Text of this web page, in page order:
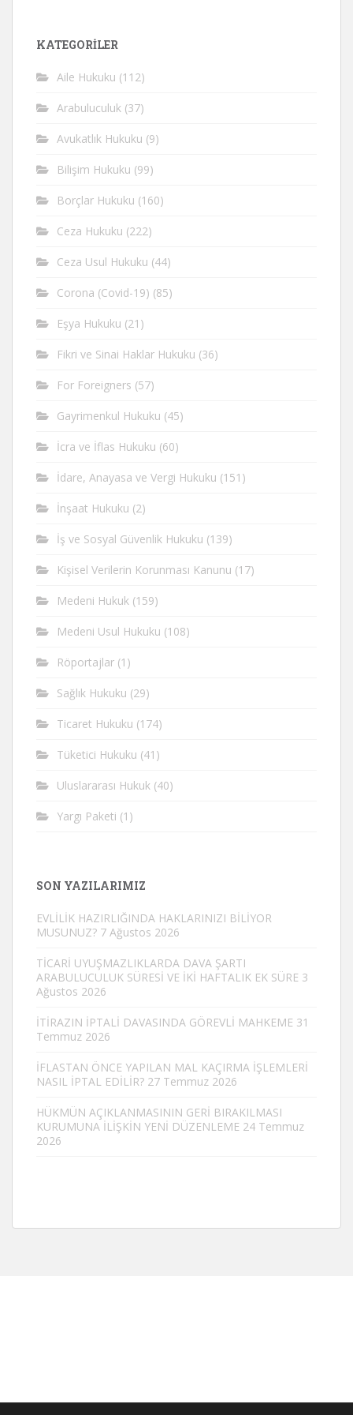
KATEGORİLER
Aile Hukuku (112)
Arabuluculuk (37)
Avukatlık Hukuku (9)
Bilişim Hukuku (99)
Borçlar Hukuku (160)
Ceza Hukuku (222)
Ceza Usul Hukuku (44)
Corona (Covid-19) (85)
Eşya Hukuku (21)
Fikri ve Sinai Haklar Hukuku (36)
For Foreigners (57)
Gayrimenkul Hukuku (45)
İcra ve İflas Hukuku (60)
İdare, Anayasa ve Vergi Hukuku (151)
İnşaat Hukuku (2)
İş ve Sosyal Güvenlik Hukuku (139)
Kişisel Verilerin Korunması Kanunu (17)
Medeni Hukuk (159)
Medeni Usul Hukuku (108)
Röportajlar (1)
Sağlık Hukuku (29)
Ticaret Hukuku (174)
Tüketici Hukuku (41)
Uluslararası Hukuk (40)
Yargı Paketi (1)
SON YAZILARIMIZ
EVLİLİK HAZIRLIĞINDA HAKLARINIZI BİLİYOR
MUSUNUZ? 7 Ağustos 2026
TİCARİ UYUŞMAZLIKLARDA DAVA ŞARTI
ARABULUCULUK SÜRESİ VE İKİ HAFTALIK EK SÜRE 3
Ağustos 2026
İTİRAZIN İPTALİ DAVASINDA GÖREVLİ MAHKEME 31
Temmuz 2026
İFLASTAN ÖNCE YAPILAN MAL KAÇIRMA İŞLEMLERİ
NASIL İPTAL EDİLİR? 27 Temmuz 2026
HÜKMÜN AÇIKLANMASININ GERİ BIRAKILMASI
KURUMUNA İLİŞKİN YENİ DÜZENLEME 24 Temmuz
2026